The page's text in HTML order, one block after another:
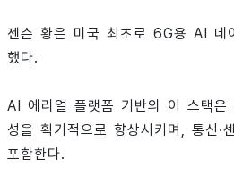
젠슨 황은 미국 최초로 6G용 AI 네
했다.
AI 에리얼 플랫폼 기반의 이 스택은
성을 획기적으로 향상시키며, 통신·
포함한다.